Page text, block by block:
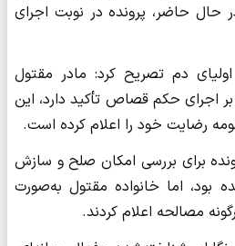
حاضر، پرونده در نوبت اجرای
دم تصریح کرد: مادر مقتول
اجرای حکم قصاص تأکید دارد، این
رضایت خود را اعلام کرده است.
برای بررسی امکان صلح و سازش
بود، اما خانواده مقتول به‌صورت
مصالحه اعلام کردند.